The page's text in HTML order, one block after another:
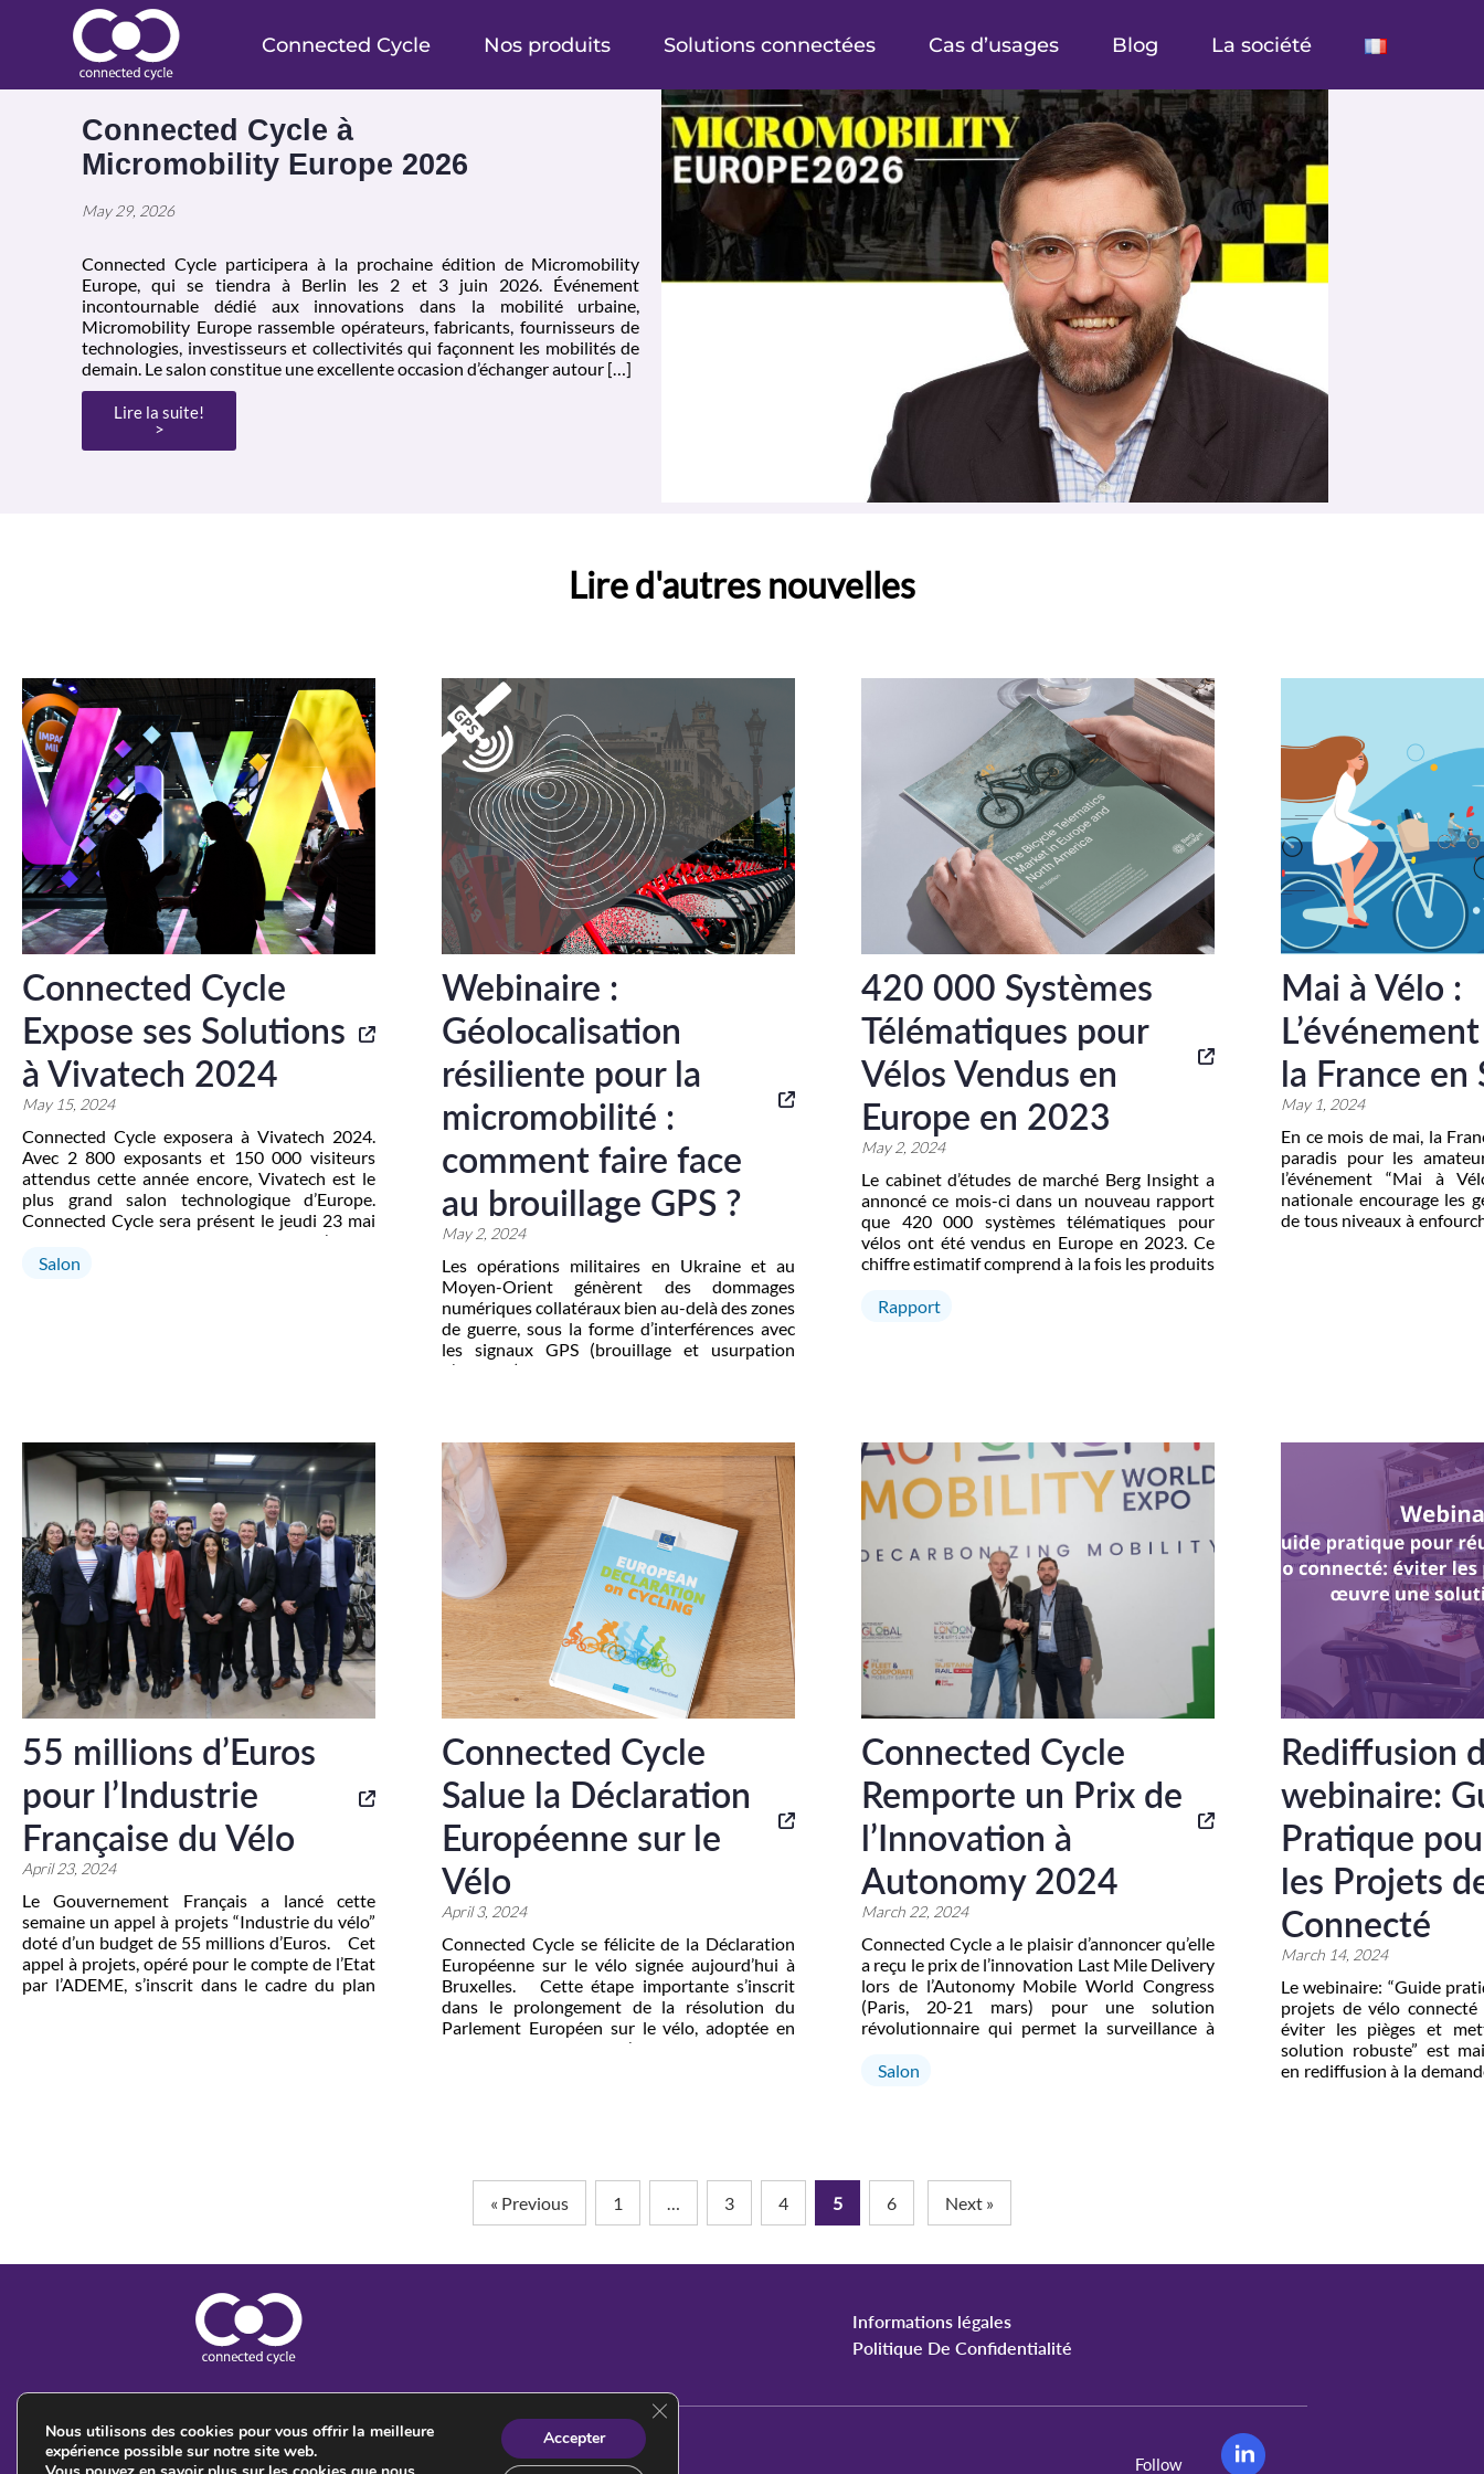
Connected Cycle Nos produits Solutions connectées Cas d’usages Blog La société
Connected Cycle à
Micromobility Europe 2026
May 29, 2026
Connected Cycle participera à la prochaine édition de Micromobility
Europe, qui se tiendra à Berlin les 2 et 3 juin 2026. Événement
incontournable dédié aux innovations dans la mobilité urbaine,
Micromobility Europe rassemble opérateurs, fabricants, fournisseurs de
technologies, investisseurs et collectivités qui façonnent les mobilités de
demain. Le salon constitue une excellente occasion d’échanger autour […]
Lire la suite!
>
Lire d'autres nouvelles
Connected Cycle
Expose ses Solutions
à Vivatech 2024
May 15, 2024
Connected Cycle exposera à Vivatech 2024.
Avec 2 800 exposants et 150 000 visiteurs
attendus cette année encore, Vivatech est le
plus grand salon technologique d’Europe.
Connected Cycle sera présent le jeudi 23 mai
au stand T18-018 dans le hall 2 avec d’autres
entreprises innovantes membre du cluster
Salon
Webinaire :
Géolocalisation
résiliente pour la
micromobilité :
comment faire face
au brouillage GPS ?
May 2, 2024
Les opérations militaires en Ukraine et au
Moyen-Orient génèrent des dommages
numériques collatéraux bien au-delà des zones
de guerre, sous la forme d’interférences avec
les signaux GPS (brouillage et usurpation
d’identité). Plus récemment, des milliers de
420 000 Systèmes
Télématiques pour
Vélos Vendus en
Europe en 2023
May 2, 2024
Le cabinet d’études de marché Berg Insight a
annoncé ce mois-ci dans un nouveau rapport
que 420 000 systèmes télématiques pour
vélos ont été vendus en Europe en 2023. Ce
chiffre estimatif comprend à la fois les produits
dispositifs de seconde monte vendus au détail.
Rapport
Mai à Vélo :
la France en
May 1, 2024
En ce mois de mai, la
paradis pour les
l’événement “Mai à
nationale encourage les
de tous niveaux à
55 millions d’Euros
pour l’Industrie
Française du Vélo
April 23, 2024
Le Gouvernement Français a lancé cette
semaine un appel à projets “Industrie du vélo”
doté d’un budget de 55 millions d’Euros. Cet
appel à projets, opéré pour le compte de l’Etat
par l’ADEME, s’inscrit dans le cadre du plan
Connected Cycle
Salue la Déclaration
Européenne sur le
Vélo
April 3, 2024
Connected Cycle se félicite de la Déclaration
Européenne sur le vélo signée aujourd’hui à
Bruxelles. Cette étape importante s’inscrit
dans le prolongement de la résolution du
Parlement Européen sur le vélo, adoptée en
février 2023, et marque l’approbation finale du
Connected Cycle
Remporte un Prix de
l’Innovation à
Autonomy 2024
March 22, 2024
Connected Cycle a le plaisir d’annoncer qu’elle
a reçu le prix de l’innovation Last Mile Delivery
lors de l’Autonomy Mobile World Congress
(Paris, 20-21 mars) pour une solution
révolutionnaire qui permet la surveillance à
batteries portables. Le congrès s’est tenu à
Salon
Rediffusion
webinaire:
Pratique
les Projets
Connecté
March 14, 2024
Le webinaire: “Guide
projets de vélo connecté
éviter les pièges et
solution robuste” est
en rediffusion à la
« Previous 1 … 3 4 5 6 Next »
Informations légales
Politique De Confidentialité
Follow
Nous utilisons des cookies pour vous offrir la meilleure
expérience possible sur notre site web.
Accepter
Close GDPR Cookie Banner